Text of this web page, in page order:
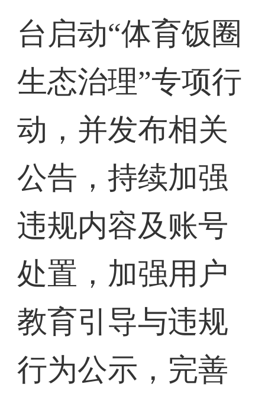
台启动“体育饭圈
生态治理”专项行
动，并发布相关
公告，持续加强
违规内容及账号
处置，加强用户
教育引导与违规
行为公示，完善